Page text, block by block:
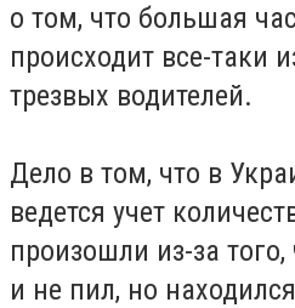
о том, что большая
происходит все-таки
трезвых водителей.
Дело в том, что в
ведется учет
произошли из-за того,
и не пил, но